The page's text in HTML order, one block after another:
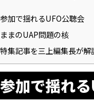
加で揺れるUFO公聴会
まのUAP問題の核
集記事を三上編集長が解
加で揺れ